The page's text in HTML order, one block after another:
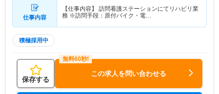
仕事内容
【仕事内容】 訪問看護ステーションにてリハビリ業
務 ※訪問手段：原付バイク・電…
積極採用中
保存する
この求人を問い合わせる